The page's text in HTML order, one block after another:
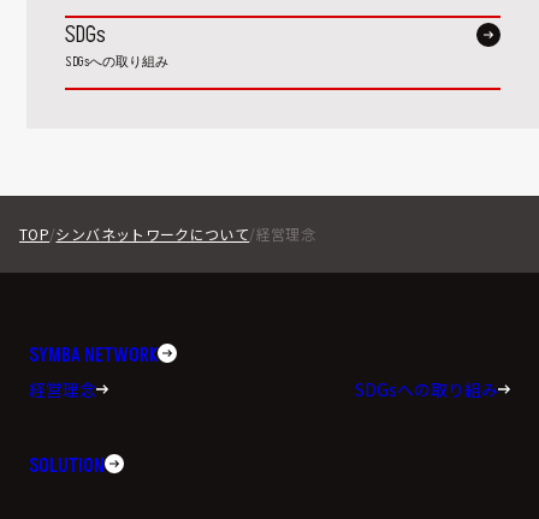
SDGs
SDGsへの取り組み
TOP シンバネットワークについて 経営理念
SYMBA NETWORK
経営理念 SDGsへの取り組み
SOLUTION